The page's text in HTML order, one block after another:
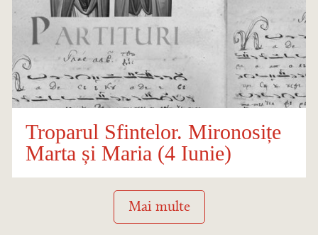
Troparul Sfintelor. Mironosițe
Marta și Maria (4 Iunie)
Mai multe